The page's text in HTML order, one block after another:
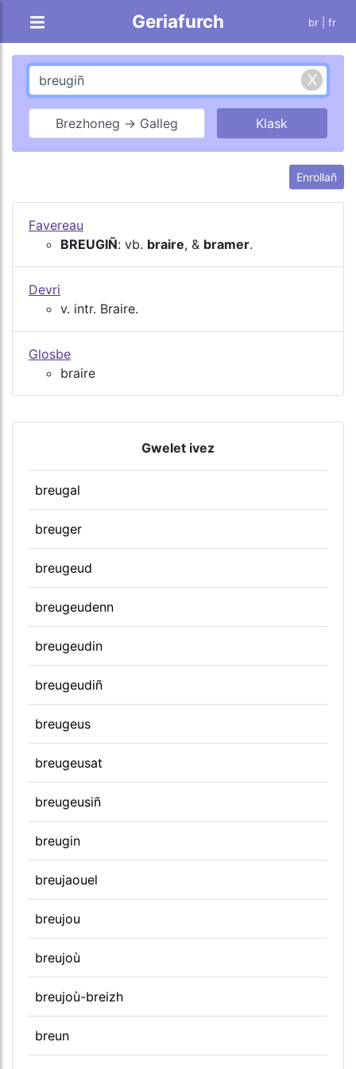
Geriafurch br | fr
Brezhoneg → Galleg
Enrollañ
Favereau
BREUGIÑ: vb. braire, & bramer.
Devri
v. intr. Braire.
Glosbe
braire
Gwelet ivez
breugal
breuger
breugeud
breugeudenn
breugeudin
breugeudiñ
breugeus
breugeusat
breugeusiñ
breugin
breujaouel
breujou
breujoù
breujoù-breizh
breun